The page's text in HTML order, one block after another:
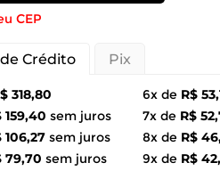
CEP
Crédito Pix
318,80
159,40 sem juros
106,27 sem juros
79,70 sem juros
6x de R$
7x de R$
8x de R$
9x de R$